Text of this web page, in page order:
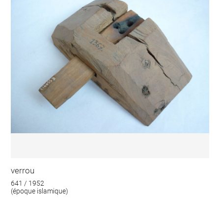
verrou
641 / 1952
(époque islamique)